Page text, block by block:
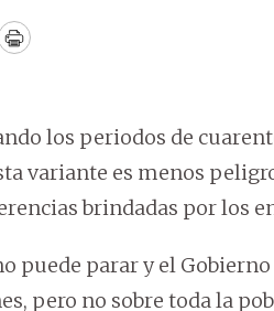
Print
los periodos de
variante es menos
brindadas por los
puede parar y el
pero no sobre toda la